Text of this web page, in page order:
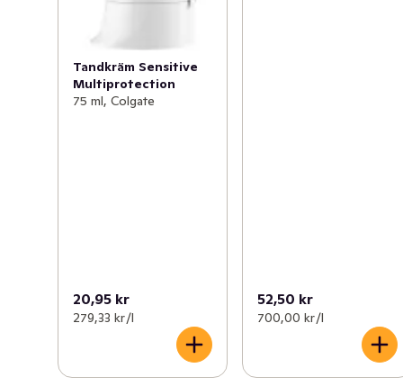
Tandkräm Sensitive
Multiprotection
75 ml, Colgate
20,95 kr
279,33 kr /l
52,50 kr
700,00 kr /l